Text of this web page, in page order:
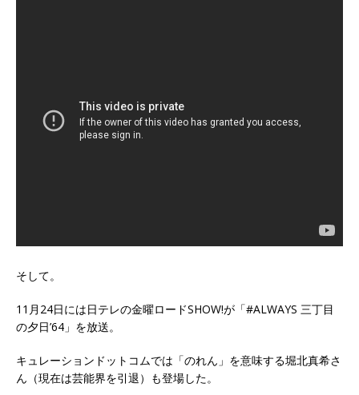
そして。
11月24日には日テレの金曜ロードSHOW!が「#ALWAYS 三丁目
の夕日’64」を放送。
キュレーションドットコムでは「のれん」を意味する堀北真希さ
ん（現在は芸能界を引退）も登場した。